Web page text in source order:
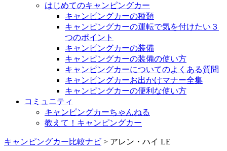
はじめてのキャンピングカー
キャンピングカーの種類
キャンピングカーの運転で気を付けたい３
つのポイント
キャンピングカーの装備
キャンピングカーの装備の使い方
キャンピングカーについてのよくある質問
キャンピングカーお出かけマナー全集
キャンピングカーの便利な使い方
コミュニティ
キャンピングカーちゃんねる
教えて！キャンピングカー
キャンピングカー比較ナビ > アレン・ハイ LE